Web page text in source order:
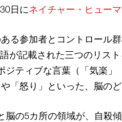
日にネイチャー・ヒュー
る参加者とコントロール
が記載された三つのリス
ジティブな言葉（「気楽
「怒り」といった、脳の
脳の5カ所の領域が、自殺